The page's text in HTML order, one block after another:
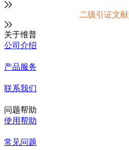
二级引证文献
关于维普
公司介绍
产品服务
联系我们
问题帮助
使用帮助
常见问题